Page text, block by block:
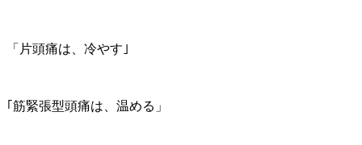
「片頭痛は、冷やす｣
｢筋緊張型頭痛は、温める」